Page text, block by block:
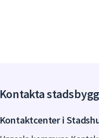
Kontakta
Kontaktcenter i